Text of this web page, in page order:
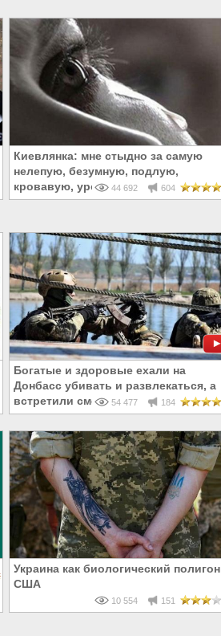
Киевлянка: мне стыдно за самую
нелепую, безумную, подлую,
кровавую, уродливую революцию
44 692 604
Богатые и здоровые ехали на
Донбасс убивать и развлекаться, а
встретили смерть54 477 184
Украина как биологический полигон
США
10 554 151